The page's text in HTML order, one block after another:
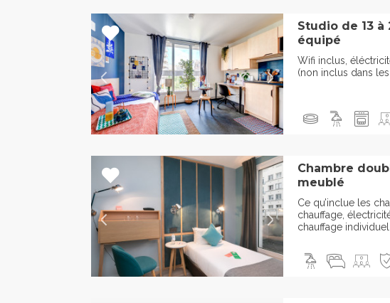
Studio de 13
équipé
Wifi inclus,
(non inclus dans
Chambre
meublé
Ce qu’inclue les
chauffage,
chauffage individuel